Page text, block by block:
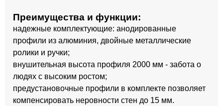
Преимущества и функции:
надежные комплектующие: анодированные
профили из алюминия, двойные металлические
ролики и ручки;
внушительная высота профиля 2000 мм - забота о
людях с высоким ростом;
предустановочные профили в комплекте позволяет
компенсировать неровности стен до 15 мм.